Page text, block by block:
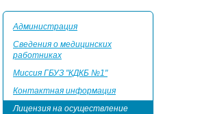
Администрация
Сведения о медицинских
работниках
Миссия ГБУЗ "КДКБ №1"
Контактная информация
Лицензия на осуществление